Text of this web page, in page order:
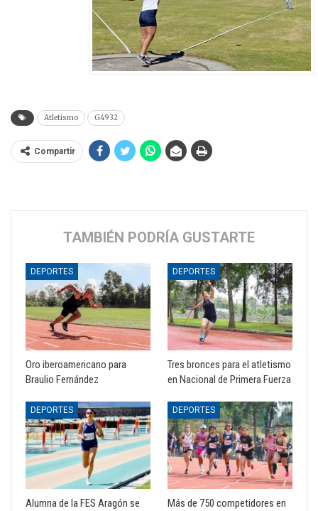
Atletismo G4932
Compartir
TAMBIÉN PODRÍA GUSTARTE
DEPORTES
Oro iberoamericano para
Braulio Fernández
DEPORTES
Tres bronces para el atletismo
en Nacional de Primera Fuerza
DEPORTES
Alumna de la FES Aragón se
DEPORTES
Más de 750 competidores en